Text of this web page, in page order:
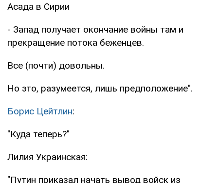
Асада в Сирии
- Запад получает окончание войны там и
прекращение потока беженцев.
Все (почти) довольны.
Но это, разумеется, лишь предположение".
Борис Цейтлин:
"Куда теперь?"
Лилия Украинская:
"Путин приказал начать вывод войск из